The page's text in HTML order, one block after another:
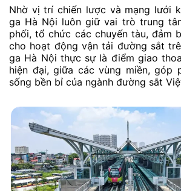
Nhờ vị trí chiến lược và mạng lưới
ga Hà Nội luôn giữ vai trò trung
phối, tổ chức các chuyến tàu, đảm
cho hoạt động vận tải đường sắt
ga Hà Nội thực sự là điểm giao
hiện đại, giữa các vùng miền, góp
sống bền bỉ của ngành đường sắt